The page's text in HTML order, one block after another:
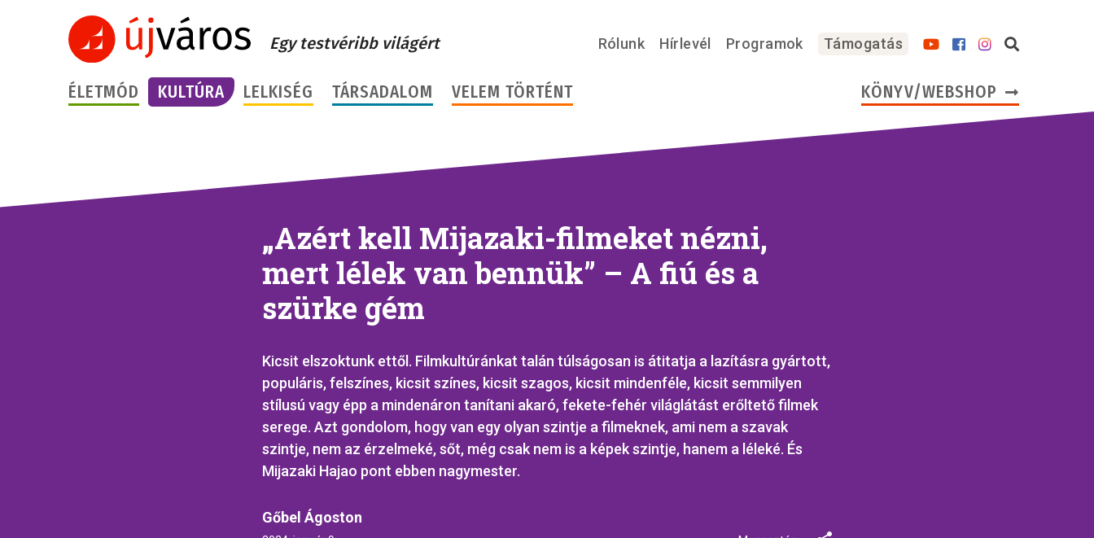
Egy testvéribb világért Rólunk Hírlevél Programok Támogatás
ÉLETMÓD KULTÚRA LELKISÉG TÁRSADALOM VELEM TÖRTÉNT KÖNYV/WEBSHOP
„Azért kell Mijazaki-filmeket nézni,
mert lélek van bennük” – A fiú és a
szürke gém
Kicsit elszoktunk ettől. Filmkultúránkat talán túlságosan is átitatja a lazításra gyártott,
populáris, felszínes, kicsit színes, kicsit szagos, kicsit mindenféle, kicsit semmilyen
stílusú vagy épp a mindenáron tanítani akaró, fekete-fehér világlátást erőltető filmek
serege. Azt gondolom, hogy van egy olyan szintje a filmeknek, ami nem a szavak
szintje, nem az érzelmeké, sőt, még csak nem is a képek szintje, hanem a léleké. És
Mijazaki Hajao pont ebben nagymester.
Gőbel Ágoston